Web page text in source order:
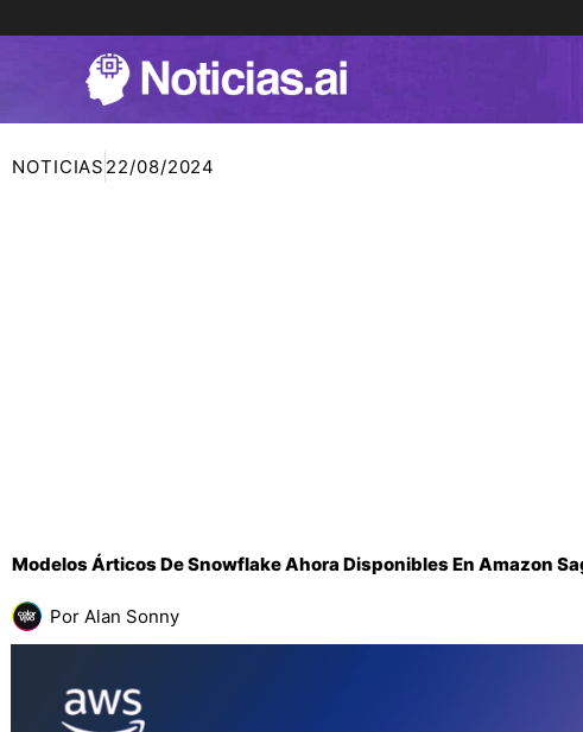
NOTICIAS 22/08/2024
Modelos Árticos De Snowflake Ahora Disponibles En Amazon
Por Alan Sonny